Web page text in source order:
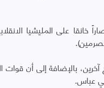
على المليشيا
الانقلابية وجرح آخرين، بالإضافة
عباس.